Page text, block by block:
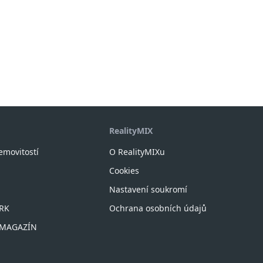
RealityMIX
O RealityMIXu
Cookies
Nastavení soukromí
Ochrana osobních údajů